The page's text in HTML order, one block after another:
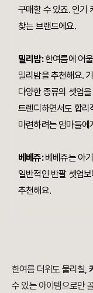
구매할 수 있죠. 인기
찾는 브랜드에요.
밀리밤:한여름에 어
밀리밤을 추천해요.
다양한 종류의 셋업
트렌디하면서도 합리
마련하려는 엄마들에
베베쥬:베베쥬는 아
일반적인 반팔 셋업
추천해요.
한여름 더위도 물리칠,
수 있는 아이템으로만